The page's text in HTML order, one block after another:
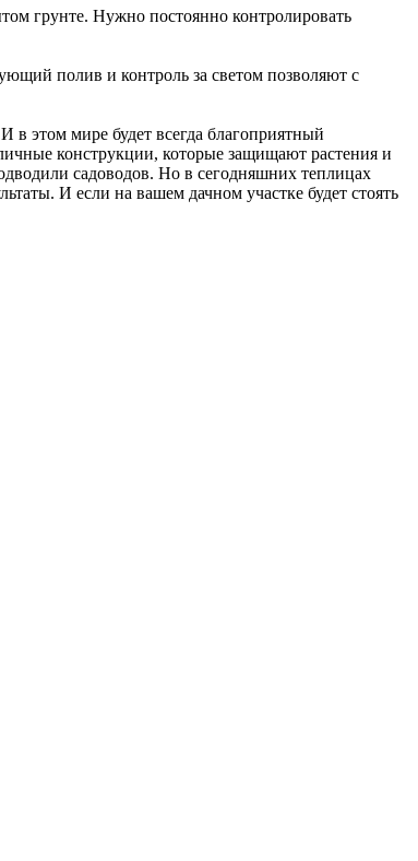
грунте. Нужно постоянно контролировать
полив и контроль за светом позволяют с
в этом мире будет всегда благоприятный
конструкции, которые защищают растения и
садоводов. Но в сегодняшних теплицах
И если на вашем дачном участке будет стоять